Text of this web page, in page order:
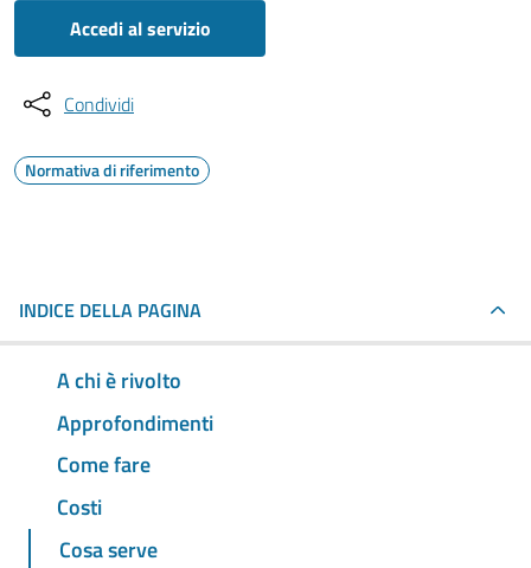
Accedi al servizio
Condividi
Normativa di riferimento
INDICE DELLA PAGINA
A chi è rivolto
Approfondimenti
Come fare
Costi
Cosa serve